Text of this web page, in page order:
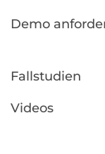
Demo
Fallstudien
Videos